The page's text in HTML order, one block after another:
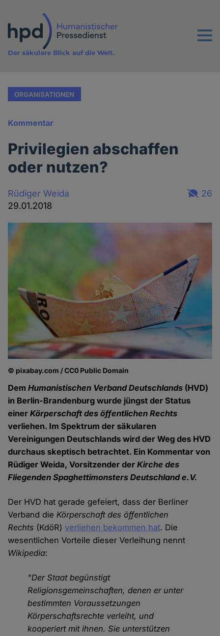
Inhalt
Menu
Der säkulare Blick auf die Welt.
ORGANISATIONEN
Kommentar
Privilegien abschaffen
oder nutzen?
Rüdiger Weida
29.01.2018
26
© pixabay.com / CC0 Public Domain
DemHumanistischen Verband Deutschlands (HVD)
in Berlin-Brandenburg wurde jüngst der Status
einerKörperschaft des öffentlichen Rechts
verliehen. Im Spektrum der säkularen
Vereinigungen Deutschlands wird der Weg des HVD
durchaus skeptisch betrachtet. Ein Kommentar von
Rüdiger Weida, Vorsitzender derKirche des
Fliegenden Spaghettimonsters Deutschland e.V.
Der HVD hat gerade gefeiert, dass der Berliner
Verband dieKörperschaft des öffentlichen
Rechts (KdöR)verliehen bekommen hat. Die
wesentlichen Vorteile dieser Verleihung nennt
Wikipedia:
"Der Staat begünstigt
Religionsgemeinschaften, denen er unter
bestimmten Voraussetzungen
Körperschaftsrechte verleiht, und
kooperiert mit ihnen. Sie unterstützen